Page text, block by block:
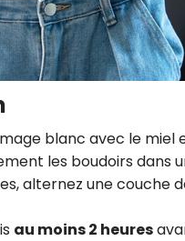
blanc avec le miel
les boudoirs dans
alternez une couche
au moins 2 heures